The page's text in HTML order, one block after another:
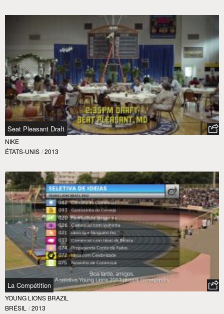
Seat Pleasant Draft
NIKE
ÉTATS-UNIS / 2013
La Compétition
YOUNG LIONS BRAZIL
BRÉSIL / 2013